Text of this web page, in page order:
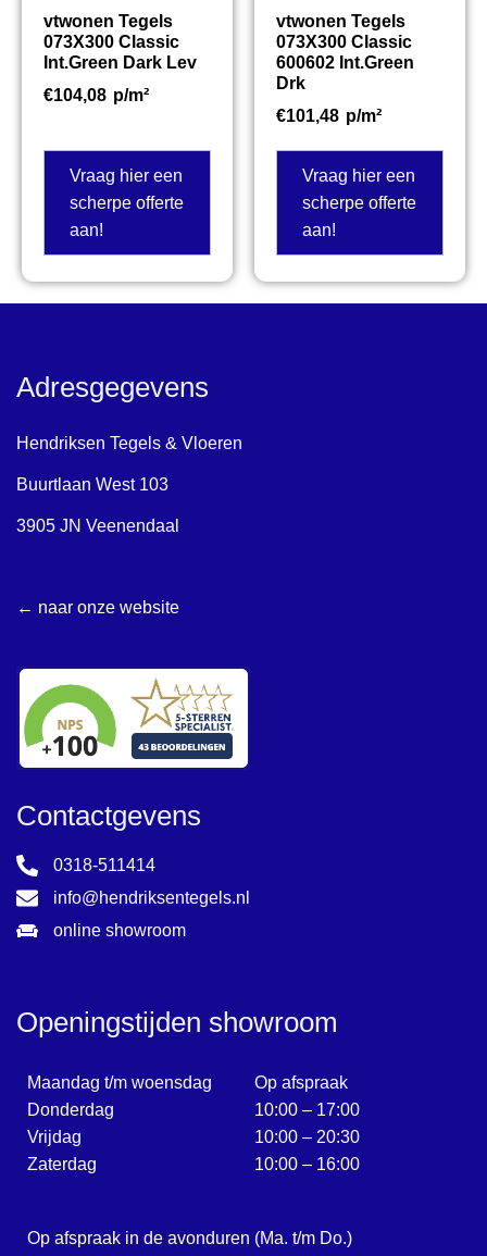
vtwonen Tegels
073X300 Classic
Int.Green Dark Lev
€104,08 p/m²
Vraag hier een
scherpe offerte
aan!
vtwonen Tegels
073X300 Classic
600602 Int.Green
Drk
€101,48 p/m²
Vraag hier een
scherpe offerte
aan!
Adresgegevens
Hendriksen Tegels & Vloeren
Buurtlaan West 103
3905 JN Veenendaal
← naar onze website
Contactgevens
0318-511414
info@hendriksentegels.nl
online showroom
Openingstijden showroom
Maandag t/m woensdag
Donderdag
Vrijdag
Zaterdag
Op afspraak
10:00 – 17:00
10:00 – 20:30
10:00 – 16:00
Op afspraak in de avonduren (Ma. t/m Do.)